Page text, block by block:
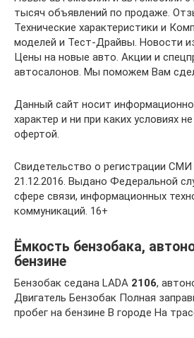
тысяч объявлений по продаже.
Технические характеристики и
моделей и Тест-Драйвы. Новости
Цены на новые авто. Акции и
автосалонов. Мы поможем Вам
Данный сайт носит
характер и ни при каких условиях
офертой.
Свидетельство о регистрации
21.12.2016. Выдано Федеральной
сфере связи, информационных
коммуникаций. 16+
Ёмкость бензобака,
бензине
Бензобак седана LADA 2106,
Двигатель Бензобак Полная
пробег на бензине В городе На